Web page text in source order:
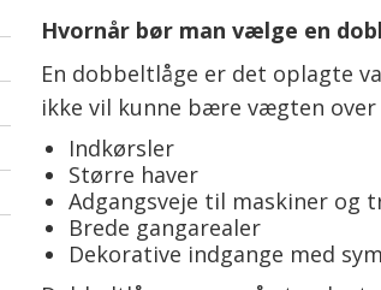
Hvornår bør man vælge en
En dobbeltlåge er det oplagte
ikke vil kunne bære vægten
Indkørsler
Større haver
Adgangsveje til maskiner og
Brede gangarealer
Dekorative indgange med